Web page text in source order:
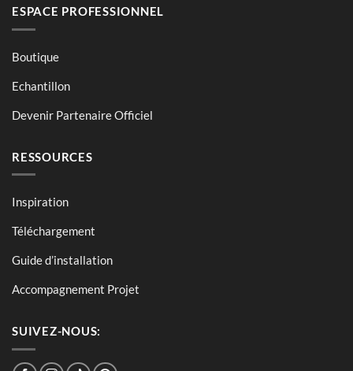
ESPACE PROFESSIONNEL
Boutique
Echantillon
Devenir Partenaire Officiel
RESSOURCES
Inspiration
Téléchargement
Guide d’installation
Accompagnement Projet
SUIVEZ-NOUS: